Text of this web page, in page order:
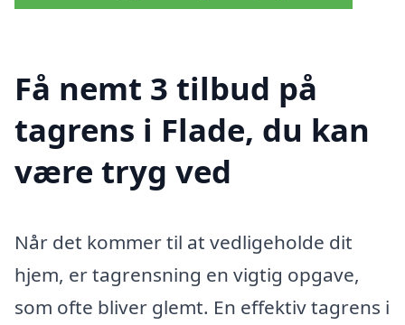
Få nemt 3 tilbud på
tagrens i Flade, du kan
være tryg ved
Når det kommer til at vedligeholde dit
hjem, er tagrensning en vigtig opgave,
som ofte bliver glemt. En effektiv tagrens i